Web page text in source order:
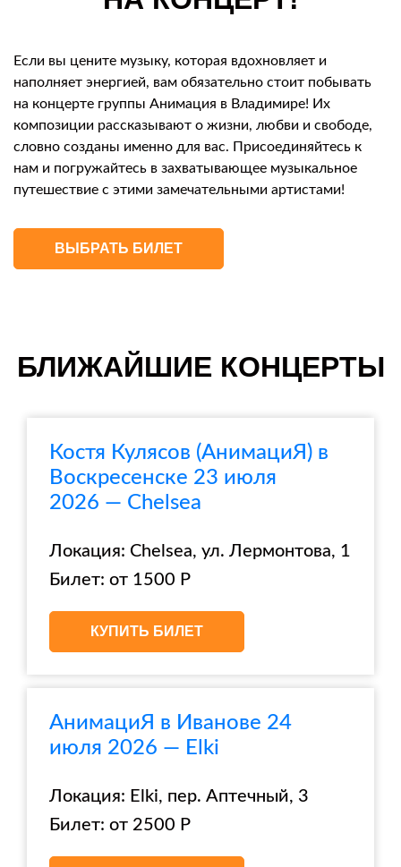
Если вы цените музыку, которая вдохновляет и
наполняет энергией, вам обязательно стоит побывать
на концерте группы Анимация в Владимире! Их
композиции рассказывают о жизни, любви и свободе,
словно созданы именно для вас. Присоединяйтесь к
нам и погружайтесь в захватывающее музыкальное
путешествие с этими замечательными артистами!
ВЫБРАТЬ БИЛЕТ
БЛИЖАЙШИЕ КОНЦЕРТЫ
Костя Кулясов (АнимациЯ) в
Воскресенске 23 июля
2026 — Chelsea
Локация: Chelsea, ул. Лермонтова, 1
Билет: от 1500 Р
КУПИТЬ БИЛЕТ
АнимациЯ в Иванове 24
июля 2026 — Elki
Локация: Elki, пер. Аптечный, 3
Билет: от 2500 Р